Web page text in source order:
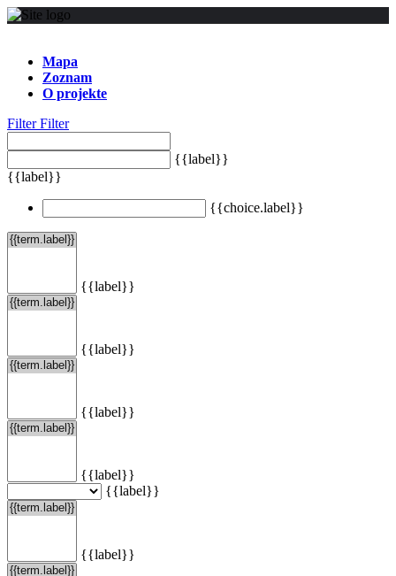
Mapa
Zoznam
O projekte
FilterFilter
{{label}}
{{label}}
{{choice.label}}
{{label}}
{{label}}
{{label}}
{{label}}
{{label}}
{{label}}